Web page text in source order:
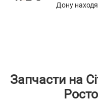
Дону
Запчасти на